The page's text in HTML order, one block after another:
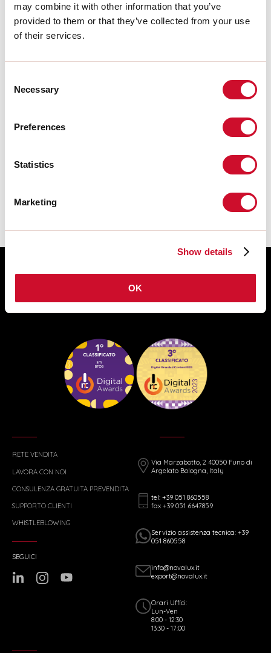
may combine it with other information that you’ve
provided to them or that they’ve collected from your use
of their services.
Selection
Necessary
Preferences
Statistics
Marketing
Show details
OK
Tensione di alimentazione:
220-240V 50/60Hz
SELV:
Sì
CERTIFICAZIONI CE
Le istruzioni di montaggio degli
RETE VENDITA
LAVORA CON NOI
CONSULENZA GRATUITA PREVENDITA
SUPPORTO CLIENTI
WHISTLEBLOWING
Via Marzabotto, 2 40050 Funo di
Argelato Bologna, Italy
tel: +39 051 860558
fax +39 051 6647859
Servizio assistenza tecnica: +39
051 860558
info@novalux.it
export@novalux.it
Orari Uffici:
Lun-Ven
8:00 - 12:30
13:30 - 17:00
SEGUICI